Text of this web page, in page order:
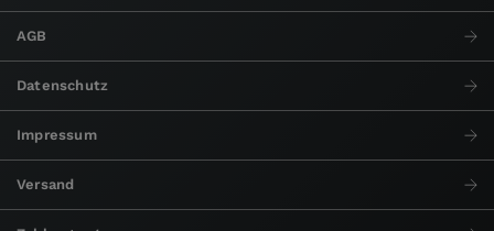
AGB
Datenschutz
Impressum
Versand